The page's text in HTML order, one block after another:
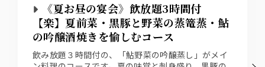
《夏お昼の宴会》飲放題3時間付
【楽】夏前菜・黒豚と野菜の蒸篭蒸・鮎
の吟醸酒焼きを愉しむコース
飲み放題３時間付の、「鮎野菜の吟醸蒸し」がメイ